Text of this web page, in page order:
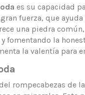
es su capacidad
fuerza, que
una piedra
la
la valentía para
rompecabezas de